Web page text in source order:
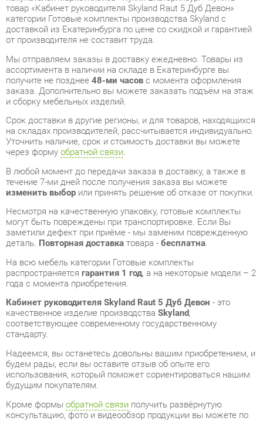
Мы отправляем заказы в доставку ежедневно. Товары из
ассортимента в наличии на складе в Екатеринбурге вы
получите не позднее48-ми часовс момента оформления
заказа. Дополнительно вы можете заказать подъём на этаж
Срок доставки в другие регионы, и для товаров, находящихся
на складах производителей, рассчитывается индивидуально.
Уточнить наличие, срок и стоимость доставки вы можете
через формуобратной связи.
В любой момент до передачи заказа в доставку, а также в
течение 7-ми дней после получения заказа вы можете
изменить выборили принять решение об отказе от покупки.
Несмотря на качественную упаковку, готовые комплекты
могут быть повреждены при транспортировке. Если Вы
заметили дефект при приёме - мы заменим поврежденную
деталь.Повторная доставкатовара -бесплатна.
На всю мебель категории Готовые комплекты
распространяетсягарантия 1 год, а на некоторые модели – 2
года с момента приобретения.
Кабинет руководителя Skyland Raut 5 Дуб Девон- это
качественное изделие производства
соответствующее современному государственному
стандарту.
будем рады, если вы оставите отзыв об опыте его
использования, который поможет сориентироваться нашим
будущим покупателям.
консультацию, фото и видеообзор продукции вы можете по
e-mail, телефону в Екатеринбурге и через мессенджеры
Telegram и WhatsApp.
Готовые комплекты также можно сравнить между собой в
нашем шоу-руме и купить Кабинет руководителя Skyland Raut
5 Дуб Девон, самостоятельно забрав его с нашего